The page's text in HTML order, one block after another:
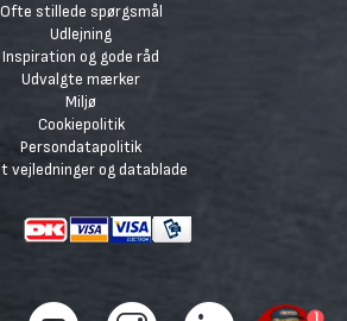
Ofte stillede spørgsmål
Udlejning
Inspiration og gode råd
Udvalgte mærker
Miljø
Cookiepolitik
Persondatapolitik
vejledninger og datablade